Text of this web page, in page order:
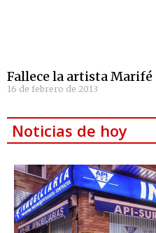
Fallece la artista Marifé
16 de febrero de 2013
Noticias de hoy